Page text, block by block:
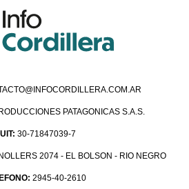
PATAGONICAS S.A.S.
30-71847039-7
2074 - EL BOLSON - RIO NEGRO
2945-40-2610